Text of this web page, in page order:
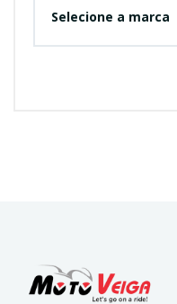
Selecione a marca